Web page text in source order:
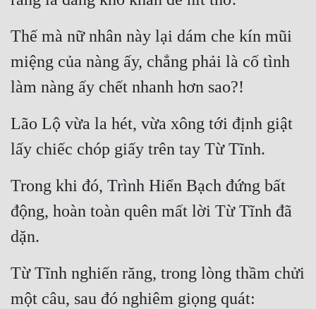
Thế mà nữ nhân này lại dám che kín mũi
miệng của nàng ấy, chẳng phải là cố tình
làm nàng ấy chết nhanh hơn sao?!
Lão Lộ vừa la hét, vừa xông tới định giật
lấy chiếc chóp giấy trên tay Từ Tĩnh.
Trong khi đó, Trình Hiển Bạch đứng bất
động, hoàn toàn quên mất lời Từ Tĩnh đã
dặn.
Từ Tĩnh nghiến răng, trong lòng thầm chửi
một câu, sau đó nghiêm giọng quát: